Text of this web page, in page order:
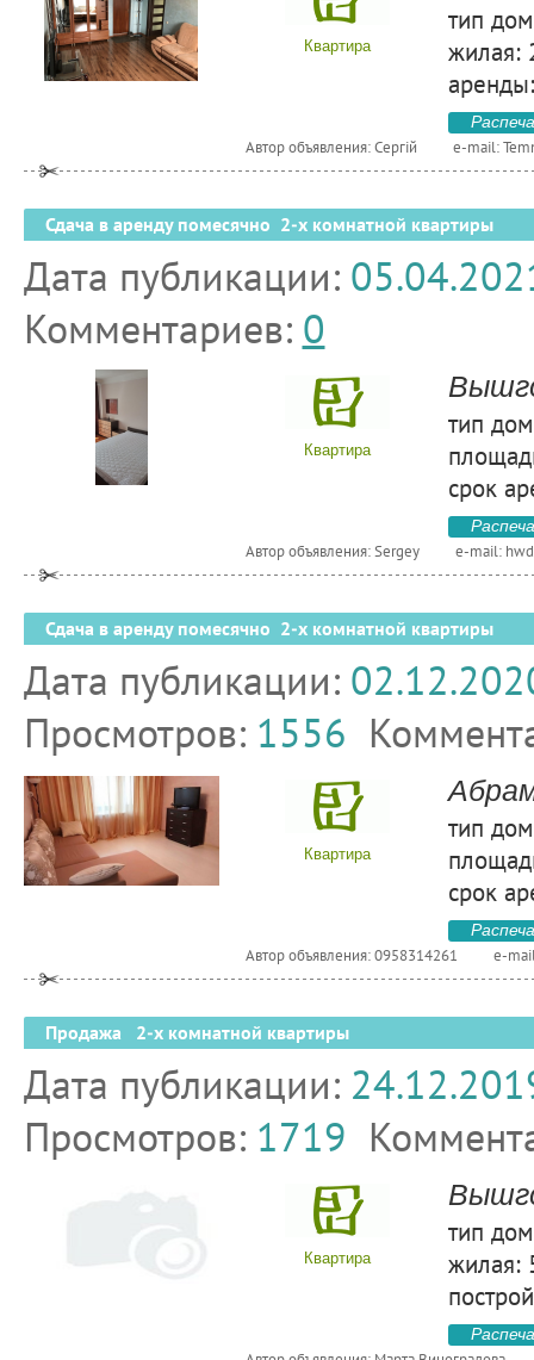
Квартира
тип
жилая:
Автор объявления: Сергій e-mail:
Сдача в аренду помесячно 2-х комнатной квартиры
Дата публикации:
Комментариев: 0
Квартира
тип
срок
Автор объявления: Sergey e-mail:
Сдача в аренду помесячно 2-х комнатной квартиры
Дата публикации:
Просмотров: 1556
Квартира
тип
срок
Автор объявления: 0958314261 e-
Продажа 2-х комнатной квартиры
Дата публикации:
Просмотров: 1719
Квартира
тип
жилая: